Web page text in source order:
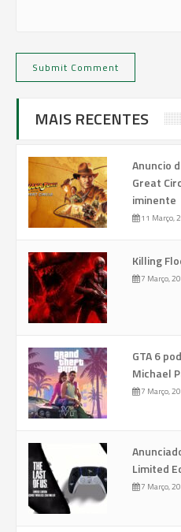
MAIS RECENTES
Anuncio
Great
iminente
11 Março,
Killing
7 Março,
GTA 6
Michael
7 Março,
Limited
7 Março,